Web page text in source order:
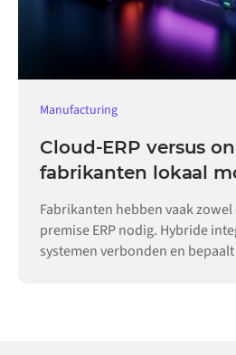
Manufacturing
Cloud-ERP versus
fabrikanten lokaal
Fabrikanten hebben vaak
premise ERP nodig. Hybride
systemen verbonden en